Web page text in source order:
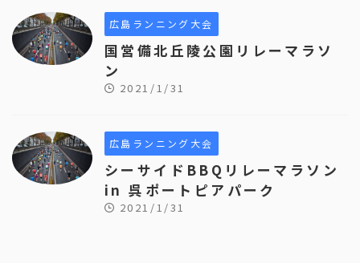
広島ランニング大会
国営備北丘陵公園リレーマラソ
ン
2021/1/31
広島ランニング大会
シーサイドBBQリレーマラソン
in 呉ポートピアパーク
2021/1/31